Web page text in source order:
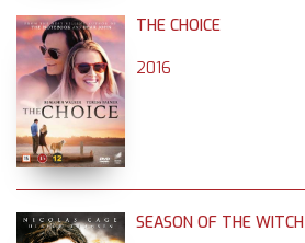
THE CHOICE
2016
SEASON OF THE WITCH